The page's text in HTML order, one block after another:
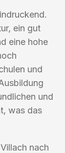
ein gut
eine hohe
und
und
was das
nach